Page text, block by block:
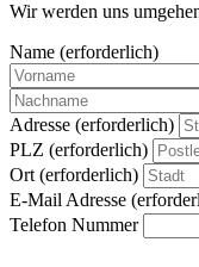
Wir werden uns
Name (erforderlich)
Adresse (erforderlich)
PLZ (erforderlich)
Ort (erforderlich)
E-Mail Adresse
Telefon Nummer